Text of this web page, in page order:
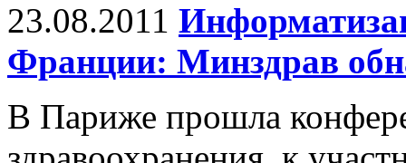
23.08.2011
Франции: Минздрав
В Париже прошла